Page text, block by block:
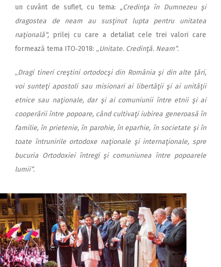
un cuvânt de suflet, cu tema: „Credinţa în Dumnezeu şi
dragostea de neam au susţinut lupta pentru unitatea
naţională“, prilej cu care a detaliat cele trei valori care
formează tema ITO‑2018: „Unitate. Credinţă. Neam“.
„Dragi tineri creştini ortodocşi din România şi din alte ţări,
voi sunteţi apostoli sau misionari ai libertăţii şi ai unităţii
etnice sau naţionale, dar şi ai comuniunii între etnii şi ai
cooperării între popoare, când cultivaţi iubirea generoasă în
familie, în prietenie, în parohie, în eparhie, în societate şi în
toate întrunirile ortodoxe naţionale şi internaţionale, spre
bucuria Ortodoxiei întregi şi comuniunea între popoarele
lumii“.